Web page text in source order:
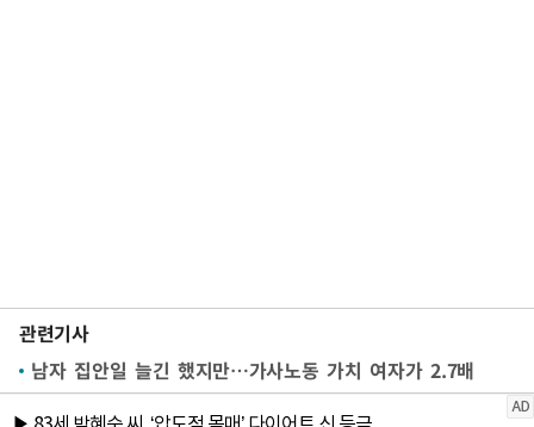
관련기사
남자 집안일 늘긴 했지만…가사노동 가치 여자가 2.7배